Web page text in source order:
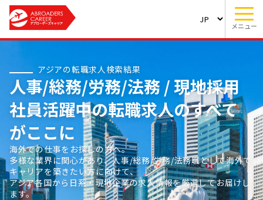
メニュー
アジアの転職求人検索結果
人事/総務/労務/法務 / 現地採用
社員活躍中の転職求人のすべて
がここに
海外での仕事をお探しの方へ。
多様な業界に関心があり、人事/総務/労務/法務職として海外で
キャリアを築きたい方に向けて、
アジア各国から日系・現地企業の求人情報を厳選してお届けし
ます。